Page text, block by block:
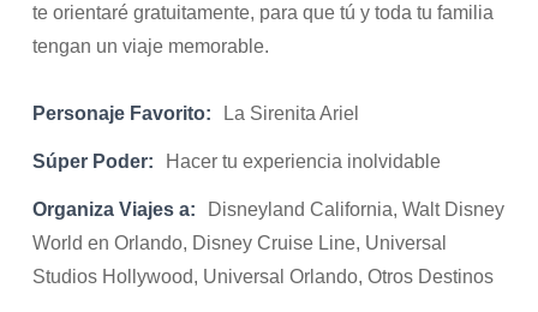
te orientaré gratuitamente, para que tú y toda tu familia
tengan un viaje memorable.
Personaje Favorito: La Sirenita Ariel
Súper Poder: Hacer tu experiencia inolvidable
Organiza Viajes a:
Disneyland California, Walt Disney
World en Orlando, Disney Cruise Line, Universal
Studios Hollywood, Universal Orlando, Otros Destinos